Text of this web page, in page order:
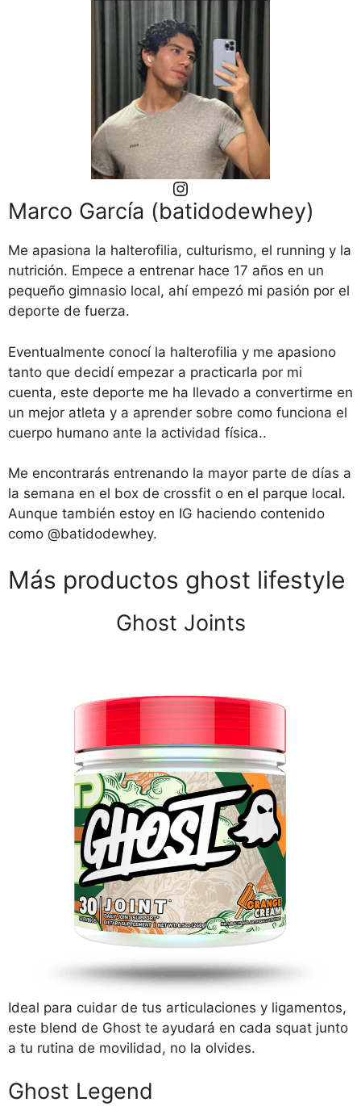
Instagram
Marco García (batidodewhey)
Me apasiona la halterofilia, culturismo, el running y la
nutrición. Empece a entrenar hace 17 años en un
pequeño gimnasio local, ahí empezó mi pasión por el
deporte de fuerza.
Eventualmente conocí la halterofilia y me apasiono
tanto que decidí empezar a practicarla por mi
cuenta, este deporte me ha llevado a convertirme en
un mejor atleta y a aprender sobre como funciona el
cuerpo humano ante la actividad física..
Me encontrarás entrenando la mayor parte de días a
la semana en el box de crossfit o en el parque local.
Aunque también estoy en IG haciendo contenido
como @batidodewhey.
Más productos ghost lifestyle
Ghost Joints
Ideal para cuidar de tus articulaciones y ligamentos,
este blend de Ghost te ayudará en cada squat junto
a tu rutina de movilidad, no la olvides.
Ghost Legend